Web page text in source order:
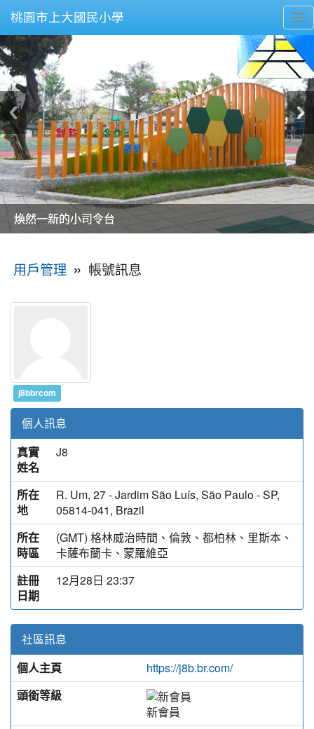
桃園市上大國民小學
美麗的操場是我們活力的來源
美麗的操場是我們活力的來源
煥然一新的小司令台
煥然一新的小司令台
富含桃園埤塘田園風光意象的中廊
富含桃園埤塘田園風光意象的中廊
嶄新的中庭廣場
嶄新的中庭廣場
水生池生生不息
水生池生生不息
用戶管理 » 帳號訊息
j8bbrcom
個人訊息
真實
姓名
J8
所在
地
R. Um, 27 - Jardim São Luís, São Paulo - SP,
05814-041, Brazil
所在
時區
(GMT) 格林威治時間、倫敦、都柏林、里斯本、
卡薩布蘭卡、蒙羅維亞
註冊
日期
12月28日 23:37
社區訊息
個人主頁
https://j8b.br.com/
頭銜等級
新會員